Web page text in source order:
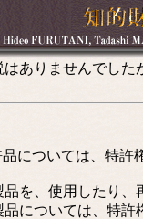
はありませんでした
については、特
を、使用したり
については、特